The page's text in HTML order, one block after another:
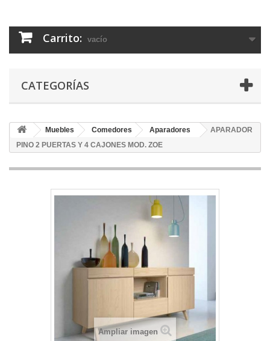
Carrito: vacío
CATEGORÍAS
Muebles Comedores Aparadores
APARADOR
PINO 2 PUERTAS Y 4 CAJONES MOD. ZOE
Ampliar imagen